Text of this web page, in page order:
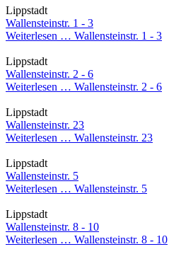
Lippstadt
Wallensteinstr. 1 - 3
Weiterlesen … Wallensteinstr. 1 - 3
Lippstadt
Wallensteinstr. 2 - 6
Weiterlesen … Wallensteinstr. 2 - 6
Lippstadt
Wallensteinstr. 23
Weiterlesen … Wallensteinstr. 23
Lippstadt
Wallensteinstr. 5
Weiterlesen … Wallensteinstr. 5
Lippstadt
Wallensteinstr. 8 - 10
Weiterlesen … Wallensteinstr. 8 - 10